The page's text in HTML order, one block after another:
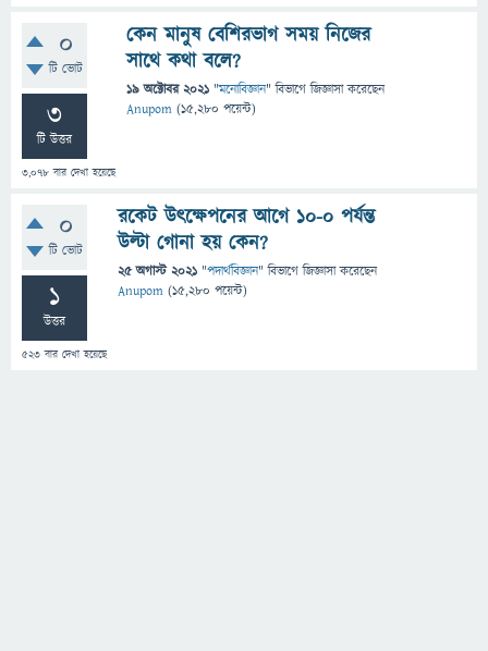
0
টি ভোট
3
টি উত্তর
3,078 বার দেখা হয়েছে
কেন মানুষ বেশিরভাগ সময় নিজের
সাথে কথা বলে?
19 অক্টোবর 2021 "মনোবিজ্ঞান" বিভাগে জিজ্ঞাসাকরেছেন
Anupom (15,280 পয়েন্ট)
0
টি ভোট
1
উত্তর
523 বার দেখা হয়েছে
রকেট উৎক্ষেপনের আগে ১০-০ পর্যন্ত
উল্টা গোনা হয় কেন?
25 অগাস্ট 2021 "পদার্থবিজ্ঞান" বিভাগে জিজ্ঞাসাকরেছেন
Anupom (15,280 পয়েন্ট)